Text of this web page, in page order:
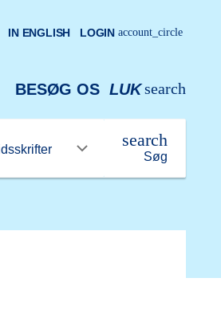
BESØG OS search
LUK
Søg
search
IN ENGLISH LOGIN account_circle